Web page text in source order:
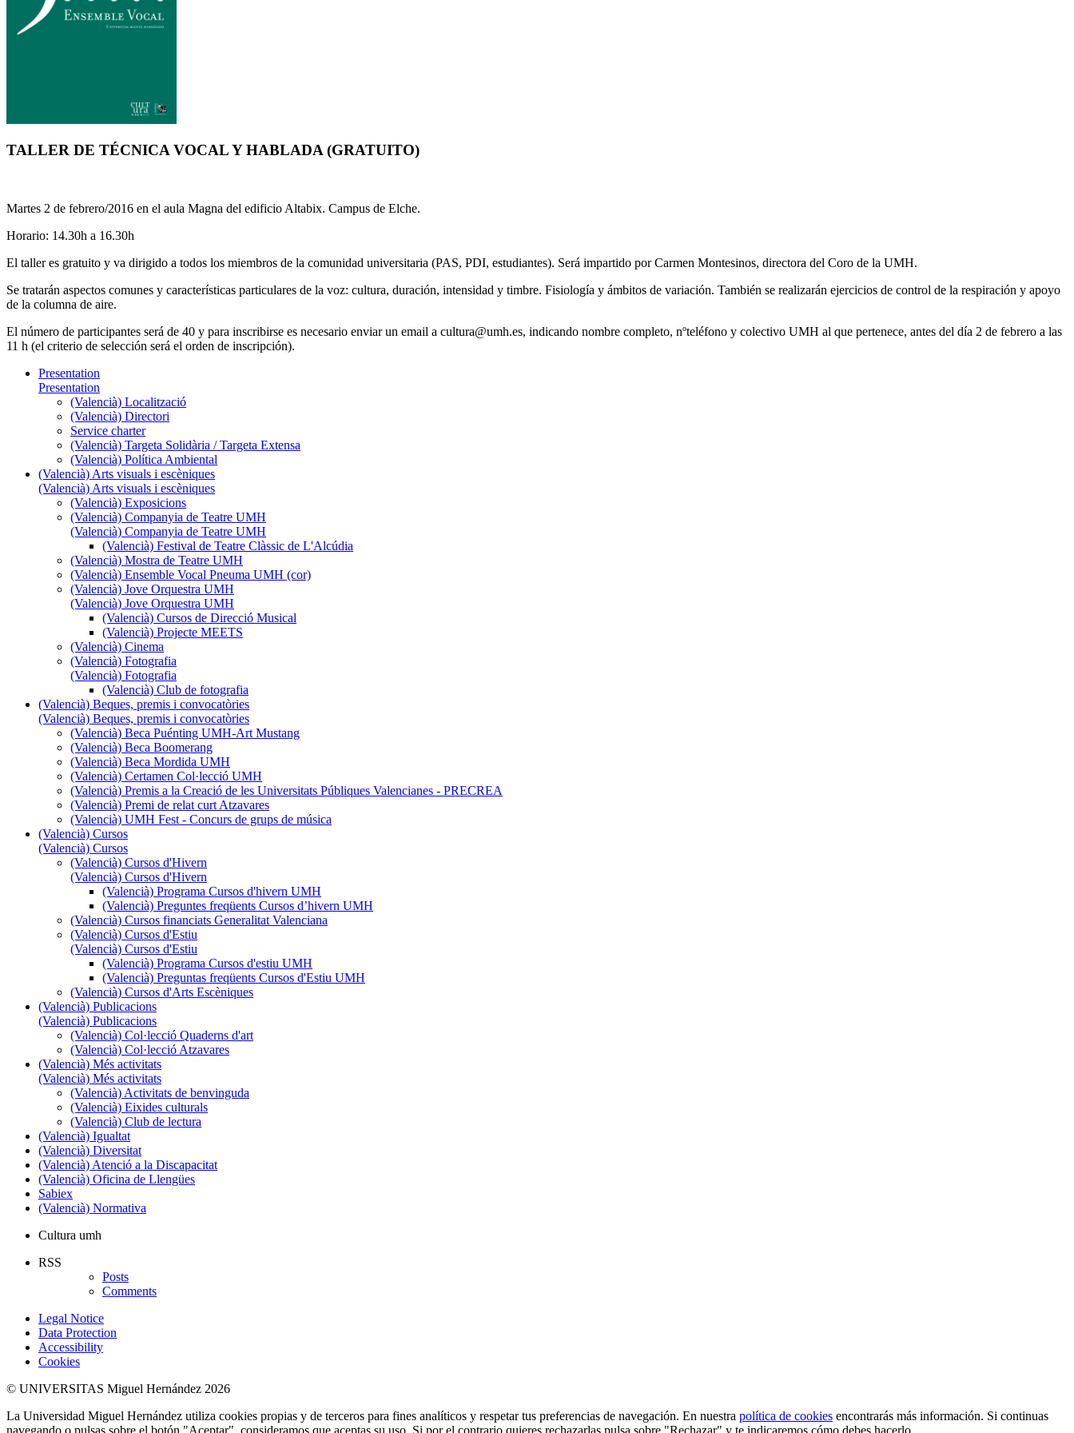
TALLER DE TÉCNICA VOCAL Y HABLADA (GRATUITO)
Martes 2 de febrero/2016 en el aula Magna del edificio Altabix. Campus de Elche.
Horario: 14.30h a 16.30h
El taller es gratuito y va dirigido a todos los miembros de la comunidad universitaria (PAS, PDI, estudiantes). Será impartido por Carmen Montesinos, directora del Coro de la UMH.
Se tratarán aspectos comunes y características particulares de la voz: cultura, duración, intensidad y timbre. Fisiología y ámbitos de variación. También se realizarán ejercicios de control de la respiración y apoyo
de la columna de aire.
El número de participantes será de 40 y para inscribirse es necesario enviar un email a cultura@umh.es, indicando nombre completo, nºteléfono y colectivo UMH al que pertenece, antes del día 2 de febrero a las
11 h (el criterio de selección será el orden de inscripción).
Presentation
Presentation
(Valencià) Localització
(Valencià) Directori
Service charter
(Valencià) Targeta Solidària / Targeta Extensa
(Valencià) Política Ambiental
(Valencià) Arts visuals i escèniques
(Valencià) Arts visuals i escèniques
(Valencià) Exposicions
(Valencià) Companyia de Teatre UMH
(Valencià) Companyia de Teatre UMH
(Valencià) Festival de Teatre Clàssic de L'Alcúdia
(Valencià) Mostra de Teatre UMH
(Valencià) Ensemble Vocal Pneuma UMH (cor)
(Valencià) Jove Orquestra UMH
(Valencià) Jove Orquestra UMH
(Valencià) Cursos de Direcció Musical
(Valencià) Projecte MEETS
(Valencià) Cinema
(Valencià) Fotografia
(Valencià) Fotografia
(Valencià) Club de fotografia
(Valencià) Beques, premis i convocatòries
(Valencià) Beques, premis i convocatòries
(Valencià) Beca Puénting UMH-Art Mustang
(Valencià) Beca Boomerang
(Valencià) Beca Mordida UMH
(Valencià) Certamen Col·lecció UMH
(Valencià) Premis a la Creació de les Universitats Públiques Valencianes - PRECREA
(Valencià) Premi de relat curt Atzavares
(Valencià) UMH Fest - Concurs de grups de música
(Valencià) Cursos
(Valencià) Cursos
(Valencià) Cursos d'Hivern
(Valencià) Cursos d'Hivern
(Valencià) Programa Cursos d'hivern UMH
(Valencià) Preguntes freqüents Cursos d’hivern UMH
(Valencià) Cursos financiats Generalitat Valenciana
(Valencià) Cursos d'Estiu
(Valencià) Cursos d'Estiu
(Valencià) Programa Cursos d'estiu UMH
(Valencià) Preguntas freqüents Cursos d'Estiu UMH
(Valencià) Cursos d'Arts Escèniques
(Valencià) Publicacions
(Valencià) Publicacions
(Valencià) Col·lecció Quaderns d'art
(Valencià) Col·lecció Atzavares
(Valencià) Més activitats
(Valencià) Més activitats
(Valencià) Activitats de benvinguda
(Valencià) Eixides culturals
(Valencià) Club de lectura
(Valencià) Igualtat
(Valencià) Diversitat
(Valencià) Atenció a la Discapacitat
(Valencià) Oficina de Llengües
Sabiex
(Valencià) Normativa
Cultura umh
RSS
Posts
Comments
Legal Notice
Data Protection
Accessibility
Cookies
© UNIVERSITAS Miguel Hernández 2026
La Universidad Miguel Hernández utiliza cookies propias y de terceros para fines analíticos y respetar tus preferencias de navegación. En nuestra política de cookies encontrarás más información. Si continuas
navegando o pulsas sobre el botón "Aceptar", consideramos que aceptas su uso. Si por el contrario quieres rechazarlas pulsa sobre "Rechazar" y te indicaremos cómo debes hacerlo.